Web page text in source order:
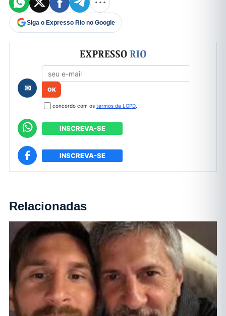
Siga o Expresso Rio no Google
Formulário de cadastro
✉
concordo com os termos da LGPD.
INSCREVA-SE
INSCREVA-SE
Relacionadas